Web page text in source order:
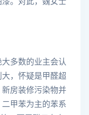
多数的业主会认
，怀疑是甲醛超
房装修污染物并
甲苯为主的苯系